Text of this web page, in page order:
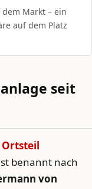
Markt – ein
auf dem Platz
seit
Ortsteil
benannt nach
von